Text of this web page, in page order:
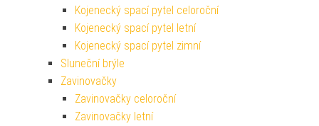
Kojenecký spací pytel celoroční
Kojenecký spací pytel letní
Kojenecký spací pytel zimní
Sluneční brýle
Zavinovačky
Zavinovačky celoroční
Zavinovačky letní